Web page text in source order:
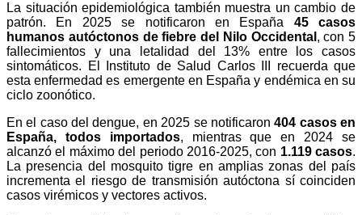
La situación epidemiológica también muestra un cambio de
patrón. En 2025 se notificaron en España 45 casos
humanos autóctonos de fiebre del Nilo Occidental , con 5
fallecimientos y una letalidad del 13% entre los casos
sintomáticos. El Instituto de Salud Carlos III recuerda que
esta enfermedad es emergente en España y endémica en su
ciclo zoonótico.
En el caso del dengue, en 2025 se notificaron404 casos en
España, todos importados, mientras que en 2024 se
alcanzó el máximo del periodo 2016-2025, con 1.119 casos.
La presencia del mosquito tigre en amplias zonas del país
incrementa el riesgo de transmisión autóctona sí coinciden
casos virémicos y vectores activos.